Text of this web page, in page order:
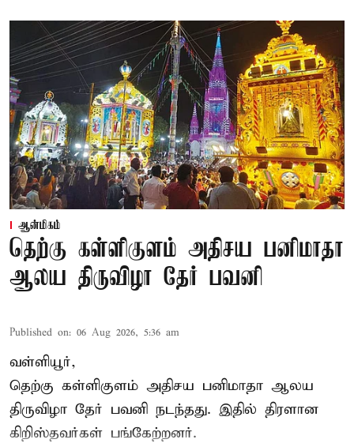
ஆன்மிகம்
தெற்கு கள்ளிகுளம் அதிசய பனிமாதா
ஆலய திருவிழா தேர் பவனி
Published on: 06 Aug 2026, 5:36 am
வள்ளியூர்,
தெற்கு கள்ளிகுளம் அதிசய பனிமாதா ஆலய
திருவிழா தேர் பவனி நடந்தது. இதில் திரளான
கிறிஸ்தவர்கள் பங்கேற்றனர்.